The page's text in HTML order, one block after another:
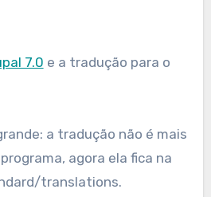
7.0 e a tradução para o
a tradução não é mais
agora ela fica na
translations.